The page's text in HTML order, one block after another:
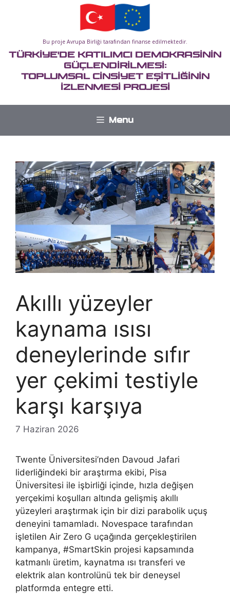
Bu proje Avrupa Birliği tarafından finanse edilmektedir.
TÜRKİYE'DE KATILIMCI DEMOKRASİNİN
GÜÇLENDİRİLMESİ:
TOPLUMSAL CİNSİYET EŞİTLİĞİNİN
İZLENMESİ PROJESİ
Menu
Akıllı yüzeyler
kaynama ısısı
deneylerinde sıfır
yer çekimi testiyle
karşı karşıya
7 Haziran 2026
Twente Üniversitesi’nden Davoud Jafari
liderliğindeki bir araştırma ekibi, Pisa
Üniversitesi ile işbirliği içinde, hızla değişen
yerçekimi koşulları altında gelişmiş akıllı
yüzeyleri araştırmak için bir dizi parabolik uçuş
deneyini tamamladı. Novespace tarafından
işletilen Air Zero G uçağında gerçekleştirilen
kampanya, #SmartSkin projesi kapsamında
katmanlı üretim, kaynatma ısı transferi ve
elektrik alan kontrolünü tek bir deneysel
platformda entegre etti.